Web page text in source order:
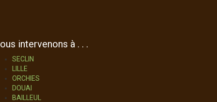
intervenons à . . .
SECLIN
LILLE
ORCHIES
DOUAI
BAILLEUL